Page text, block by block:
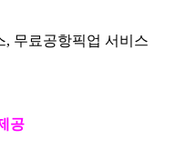
, 무료공항픽업 서비스
공